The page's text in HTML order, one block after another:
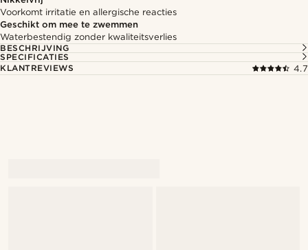
Voorkomt irritatie en allergische reacties
Geschikt om mee te zwemmen
Waterbestendig zonder kwaliteitsverlies
BESCHRIJVING
SPECIFICATIES
KLANTREVIEWS
4.7